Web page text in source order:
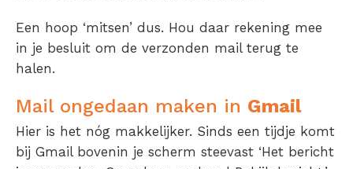
Een hoop ‘mitsen’ dus. Hou daar rekening mee
in je besluit om de verzonden mail terug te
halen.
Mail ongedaan maken in Gmail
Hier is het nóg makkelijker. Sinds een tijdje komt
bij Gmail bovenin je scherm steevast ‘Het bericht